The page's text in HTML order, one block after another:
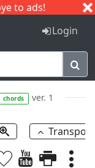
to ads!
I J
Login
chords ver. 1